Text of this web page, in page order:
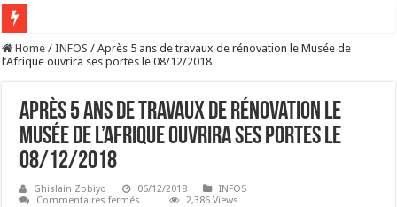
Home / INFOS / Après 5 ans de travaux de rénovation le Musée de
l’Afrique ouvrira ses portes le 08/12/2018
Après 5 ans de travaux de rénovation le
Musée de l’Afrique ouvrira ses portes le
08/12/2018
Ghislain Zobiyo 06/12/2018
INFOS
Commentaires fermés
2,386 Views